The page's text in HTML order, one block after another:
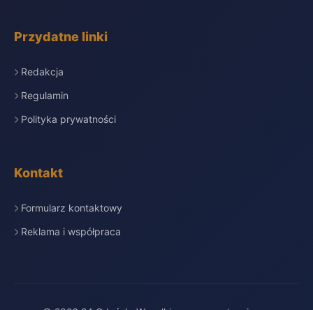
Przydatne linki
Redakcja
Regulamin
Polityka prywatności
Kontakt
Formularz kontaktowy
Reklama i współpraca